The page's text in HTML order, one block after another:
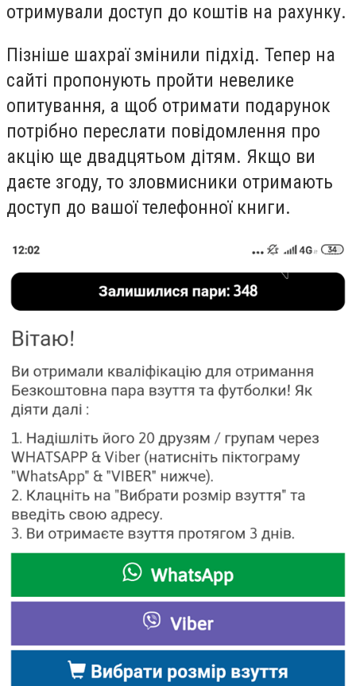
отримували доступ до коштів на рахунку.
Пізніше шахраї змінили підхід. Тепер на
сайті пропонують пройти невелике
опитування, а щоб отримати подарунок
потрібно переслати повідомлення про
акцію ще двадцятьом дітям. Якщо ви
даєте згоду, то зловмисники отримають
доступ до вашої телефонної книги.